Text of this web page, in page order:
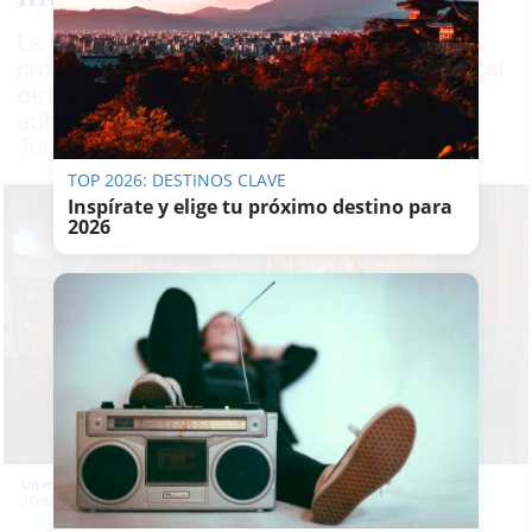
La Mesa de Turismo y Comercio aprueba la
propuesta consensuada con el Consejo Local
de Hermandades, mientras la ciudad se
adhiere también a la Red de Destinos
Turísticos Inteligentes
Un momento del pasado Lunes Santo en Cádiz. -
JOSÉ MARÍA REYNA
TOP 2026: DESTINOS CLAVE
Inspírate y elige tu próximo destino para
2026